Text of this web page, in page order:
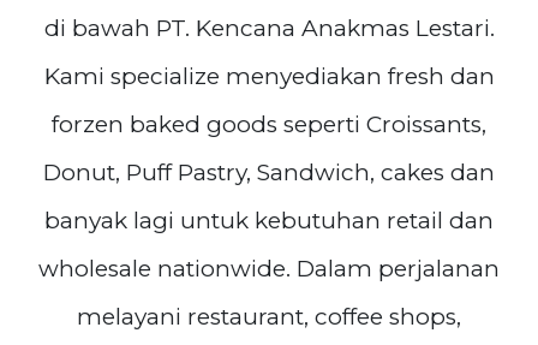
di bawah PT. Kencana Anakmas Lestari.
Kami specialize menyediakan fresh dan
forzen baked goods seperti Croissants,
Donut, Puff Pastry, Sandwich, cakes dan
banyak lagi untuk kebutuhan retail dan
wholesale nationwide. Dalam perjalanan
melayani restaurant, coffee shops,